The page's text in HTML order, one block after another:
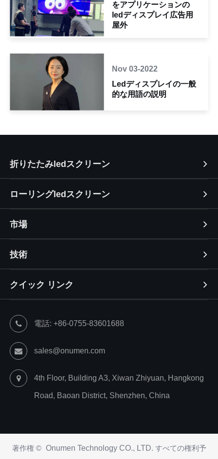
をアプリケーションの
ledディスプレイ広告用
屋外
Nov 03-2022
Ledディスプレイの一般
的な用語の説明
折りたたみledスクリーン
ローリングledスクリーン
市場
技術
クイック リンク
電話: +86-0755-83601688
sales@onumen.com
4th Floor, Building A3, Xiwan Zhiyuan, Hangkong
Road, Baoan District, Shenzhen, China
著作権 © Onumen Technology CO., LTD. すべての権利予